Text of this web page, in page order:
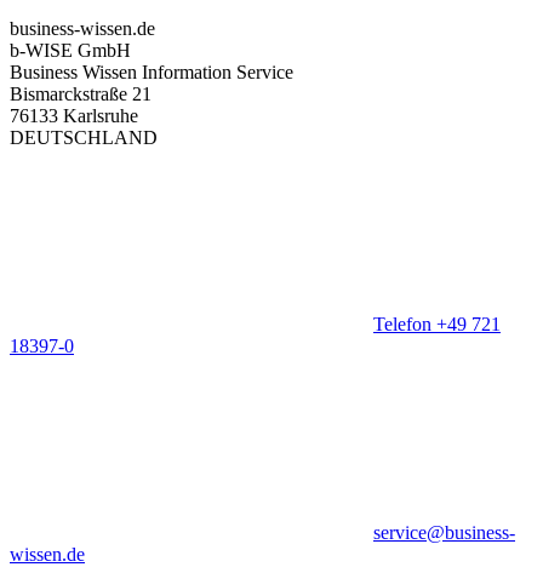
business-wissen.de
b-WISE GmbH
Business Wissen Information Service
Bismarckstraße 21
76133 Karlsruhe
DEUTSCHLAND
Telefon +49 721
18397-0
service@business-
wissen.de